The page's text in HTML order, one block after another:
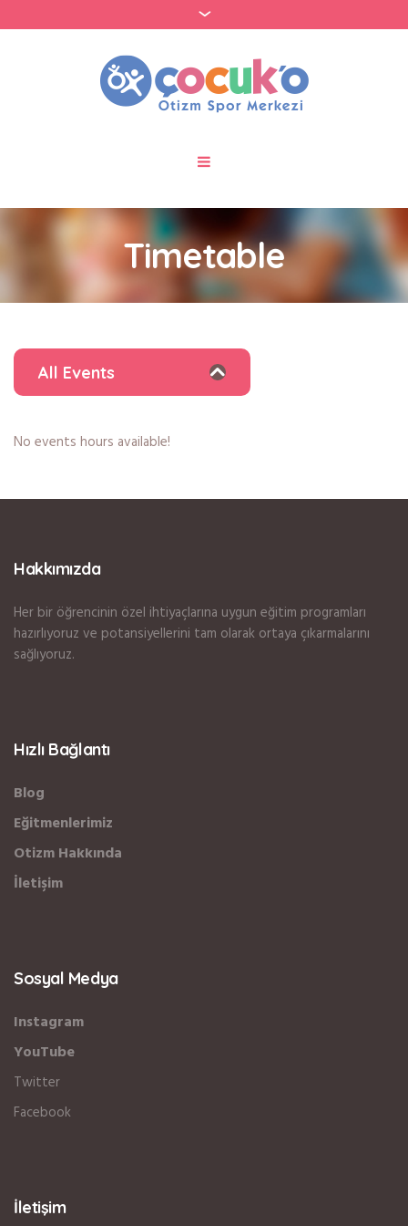
Timetable
All Events
No events hours available!
Hakkımızda
Her bir öğrencinin özel ihtiyaçlarına uygun eğitim programları
hazırlıyoruz ve potansiyellerini tam olarak ortaya çıkarmalarını
sağlıyoruz.
Hızlı Bağlantı
Blog
Eğitmenlerimiz
Otizm Hakkında
İletişim
Sosyal Medya
Instagram
YouTube
Twitter
Facebook
İletişim